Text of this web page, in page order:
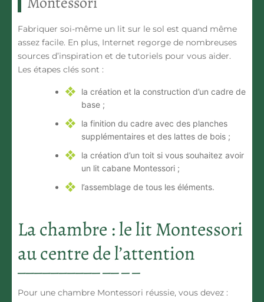
Fabriquer soi-même un lit sur le sol est quand même
assez facile. En plus, Internet regorge de nombreuses
sources d’inspiration et de tutoriels pour vous aider.
Les étapes clés sont :
la création et la construction d’un cadre de
base ;
la finition du cadre avec des planches
supplémentaires et des lattes de bois ;
la création d’un toit si vous souhaitez avoir
un lit cabane Montessori ;
l’assemblage de tous les éléments.
La chambre : le lit Montessori
au centre de l’attention
Pour une chambre Montessori réussie, vous devez :